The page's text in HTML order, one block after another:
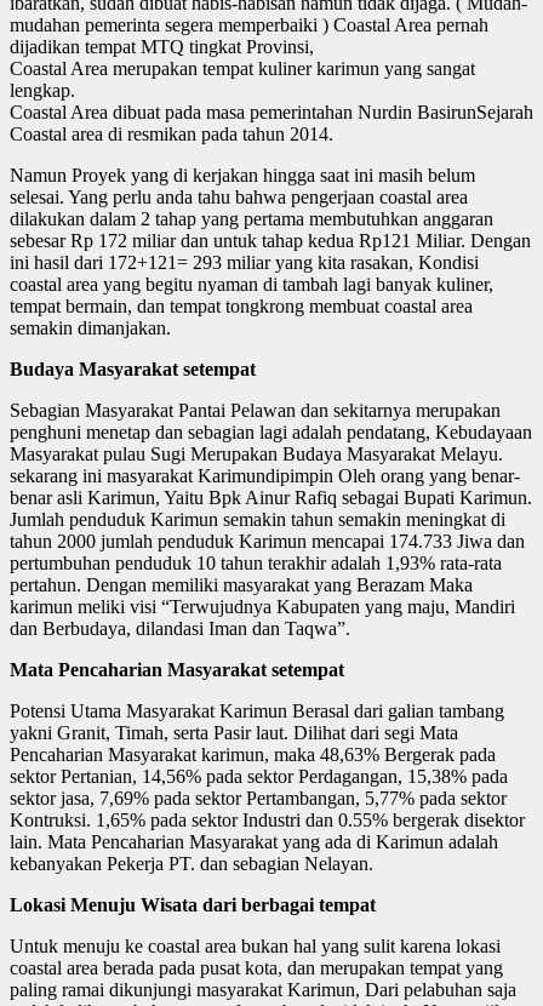
mudahan pemerinta segera memperbaiki ) Coastal Area pernah
dijadikan tempat MTQ tingkat Provinsi,
Coastal Area merupakan tempat kuliner karimun yang sangat
lengkap.
Coastal Area dibuat pada masa pemerintahan Nurdin BasirunSejarah
Coastal area di resmikan pada tahun 2014.
Namun Proyek yang di kerjakan hingga saat ini masih belum
selesai. Yang perlu anda tahu bahwa pengerjaan coastal area
dilakukan dalam 2 tahap yang pertama membutuhkan anggaran
sebesar Rp 172 miliar dan untuk tahap kedua Rp121 Miliar. Dengan
ini hasil dari 172+121= 293 miliar yang kita rasakan, Kondisi
coastal area yang begitu nyaman di tambah lagi banyak kuliner,
tempat bermain, dan tempat tongkrong membuat coastal area
semakin dimanjakan.
Budaya Masyarakat setempat
Sebagian Masyarakat Pantai Pelawan dan sekitarnya merupakan
penghuni menetap dan sebagian lagi adalah pendatang, Kebudayaan
Masyarakat pulau Sugi Merupakan Budaya Masyarakat Melayu.
sekarang ini masyarakat Karimundipimpin Oleh orang yang benar-
benar asli Karimun, Yaitu Bpk Ainur Rafiq sebagai Bupati Karimun.
Jumlah penduduk Karimun semakin tahun semakin meningkat di
tahun 2000 jumlah penduduk Karimun mencapai 174.733 Jiwa dan
pertumbuhan penduduk 10 tahun terakhir adalah 1,93% rata-rata
pertahun. Dengan memiliki masyarakat yang Berazam Maka
karimun meliki visi “Terwujudnya Kabupaten yang maju, Mandiri
dan Berbudaya, dilandasi Iman dan Taqwa”.
Mata Pencaharian Masyarakat setempat
Potensi Utama Masyarakat Karimun Berasal dari galian tambang
yakni Granit, Timah, serta Pasir laut. Dilihat dari segi Mata
Pencaharian Masyarakat karimun, maka 48,63% Bergerak pada
sektor Pertanian, 14,56% pada sektor Perdagangan, 15,38% pada
sektor jasa, 7,69% pada sektor Pertambangan, 5,77% pada sektor
Kontruksi. 1,65% pada sektor Industri dan 0.55% bergerak disektor
lain. Mata Pencaharian Masyarakat yang ada di Karimun adalah
kebanyakan Pekerja PT. dan sebagian Nelayan.
Lokasi Menuju Wisata dari berbagai tempat
Untuk menuju ke coastal area bukan hal yang sulit karena lokasi
coastal area berada pada pusat kota, dan merupakan tempat yang
paling ramai dikunjungi masyarakat Karimun, Dari pelabuhan saja